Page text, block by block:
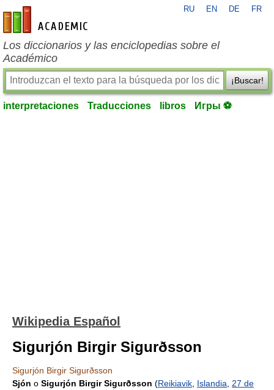
es-academic.com
RU EN DE FR
Los diccionarios y las enciclopedias sobre el
Académico
¡Buscar!
interpretaciones Traducciones libros Игры ⚽
Wikipedia Español
Sigurjón Birgir Sigurðsson
Sigurjón Birgir Sigurðsson
Sjón o Sigurjón Birgir Sigurðsson (Reikiavik Islandia
27 de